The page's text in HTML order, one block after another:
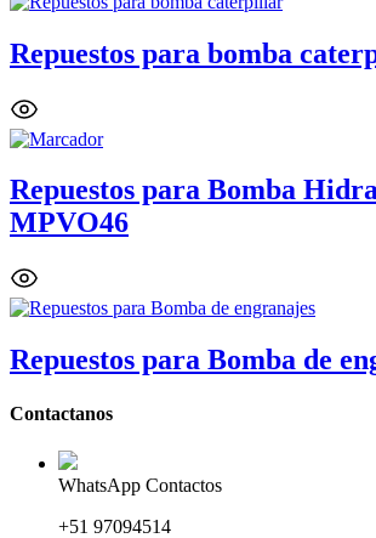
Repuestos para bomba
Repuestos para Bomba
MPVO46
Repuestos para Bomba de
Contactanos
WhatsApp Contactos
+51 97094514